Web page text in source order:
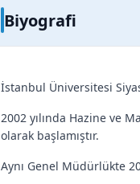
Biyografi
İstanbul Üniversitesi
2002 yılında Hazine ve
olarak başlamıştır.
Aynı Genel Müdürlükte